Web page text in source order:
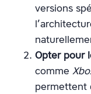
versions
Opter pour
comme
permettent